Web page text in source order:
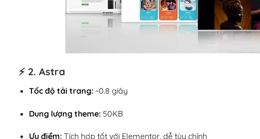
⚡ 2. Astra
Tốc độ tải trang:~0.8 giây
Dung lượng theme:50KB
Ưu điểm:Tích hợp tốt với Elementor, dễ tùy chỉnh